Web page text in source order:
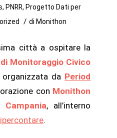
, PNRR, Progetto Dati per
/ di Monithon
città a ospitare la
Monitoraggio Civico
organizzata da Period
con Monithon
Campania, all’interno
.